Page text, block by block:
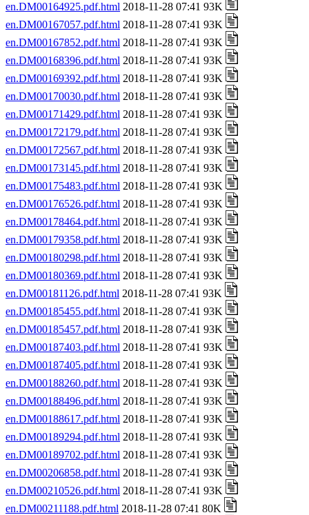
en.DM00164925.pdf.html 2018-11-28 07:41 93K
en.DM00167057.pdf.html 2018-11-28 07:41 93K
en.DM00167852.pdf.html 2018-11-28 07:41 93K
en.DM00168396.pdf.html 2018-11-28 07:41 93K
en.DM00169392.pdf.html 2018-11-28 07:41 93K
en.DM00170030.pdf.html 2018-11-28 07:41 93K
en.DM00171429.pdf.html 2018-11-28 07:41 93K
en.DM00172179.pdf.html 2018-11-28 07:41 93K
en.DM00172567.pdf.html 2018-11-28 07:41 93K
en.DM00173145.pdf.html 2018-11-28 07:41 93K
en.DM00175483.pdf.html 2018-11-28 07:41 93K
en.DM00176526.pdf.html 2018-11-28 07:41 93K
en.DM00178464.pdf.html 2018-11-28 07:41 93K
en.DM00179358.pdf.html 2018-11-28 07:41 93K
en.DM00180298.pdf.html 2018-11-28 07:41 93K
en.DM00180369.pdf.html 2018-11-28 07:41 93K
en.DM00181126.pdf.html 2018-11-28 07:41 93K
en.DM00185455.pdf.html 2018-11-28 07:41 93K
en.DM00185457.pdf.html 2018-11-28 07:41 93K
en.DM00187403.pdf.html 2018-11-28 07:41 93K
en.DM00187405.pdf.html 2018-11-28 07:41 93K
en.DM00188260.pdf.html 2018-11-28 07:41 93K
en.DM00188496.pdf.html 2018-11-28 07:41 93K
en.DM00188617.pdf.html 2018-11-28 07:41 93K
en.DM00189294.pdf.html 2018-11-28 07:41 93K
en.DM00189702.pdf.html 2018-11-28 07:41 93K
en.DM00206858.pdf.html 2018-11-28 07:41 93K
en.DM00210526.pdf.html 2018-11-28 07:41 93K
en.DM00211188.pdf.html 2018-11-28 07:41 80K